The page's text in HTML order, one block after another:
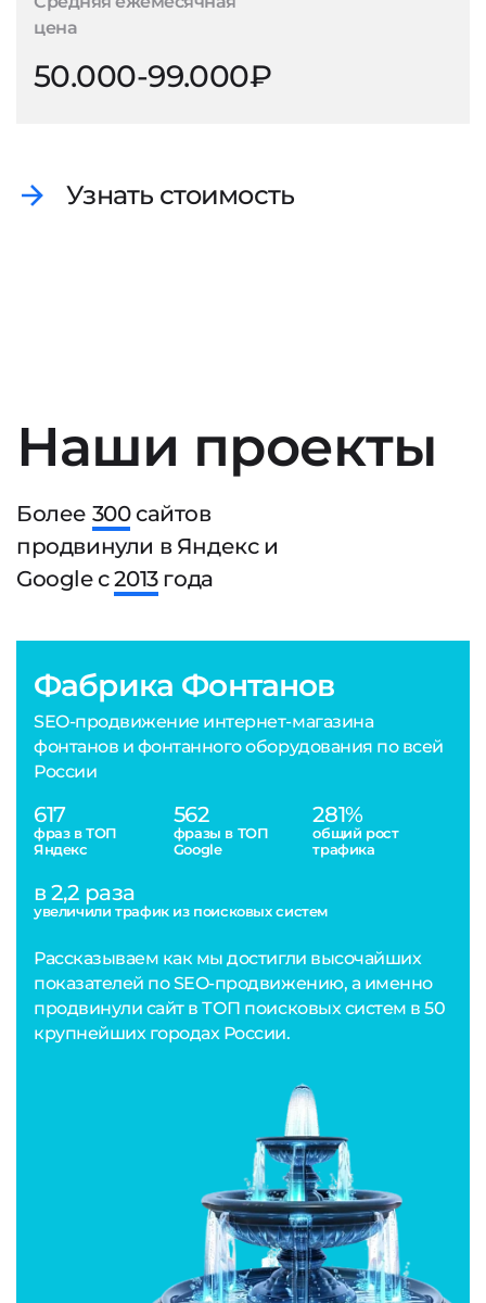
цена
50.000-99.000₽
Узнать стоимость
Наши проекты
Более 300сайтов
продвинули в Яндекс и
Google с2013года
Фабрика Фонтанов
SEO-продвижение интернет-магазина
фонтанов и фонтанного оборудования по всей
России
617
фраз в ТОП
Яндекс
562
фразы в ТОП
Google
281%
общий рост
трафика
в 2,2 раза
увеличили трафик из поисковых систем
Рассказываем как мы достигли высочайших
показателей по SEO-продвижению, а именно
продвинули сайт в ТОП поисковых систем в 50
крупнейших городах России.